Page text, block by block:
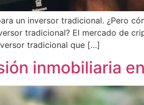
un inversor tradicional. ¿Pero
tradicional? El mercado de
tradicional que […]
inmobiliaria